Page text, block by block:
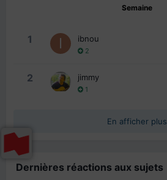
Semaine
1 ibnou
2
2 jimmy
1
En afficher plus
Dernières réactions aux sujets